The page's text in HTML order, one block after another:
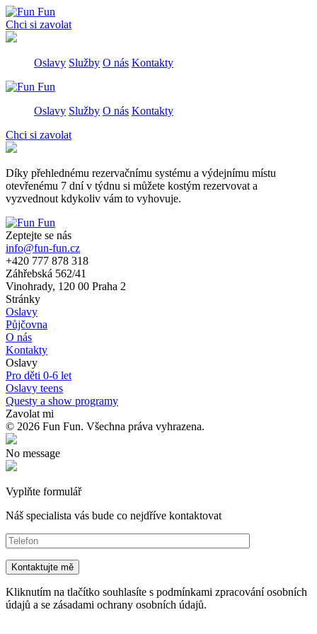
Сhci si zavolat
Oslavy Služby O nás Kontakty
Oslavy Služby O nás Kontakty
Сhci si zavolat
Díky přehlednému rezervačnímu systému a výdejnímu místu
otevřenému 7 dní v týdnu si můžete kostým rezervovat a
vyzvednout kdykoliv vám to vyhovuje.
Zeptejte se nás
info@fun-fun.cz
+420 777 878 318
Záhřebská 562/41
Vinohrady, 120 00 Praha 2
Stránky
Oslavy
Půjčovna
O nás
Kontakty
Oslavy
Pro děti 0-6 let
Oslavy teens
Questy a show programy
Zavolat mi
© 2026 Fun Fun. Všechna práva vyhrazena.
No message
Vyplňte formulář
Náš specialista vás bude co nejdříve kontaktovat
Kliknutím na tlačítko souhlasíte s podmínkami zpracování osobních
údajů a se zásadami ochrany osobních údajů.